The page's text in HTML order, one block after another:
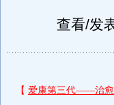
查看/发